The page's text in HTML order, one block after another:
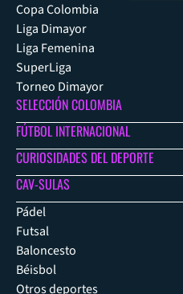
Copa Colombia
Liga Dimayor
Liga Femenina
SuperLiga
Torneo Dimayor
SELECCIÓN COLOMBIA
FÚTBOL INTERNACIONAL
CURIOSIDADES DEL DEPORTE
CAV-SULAS
Pádel
Futsal
Baloncesto
Béisbol
Otros deportes